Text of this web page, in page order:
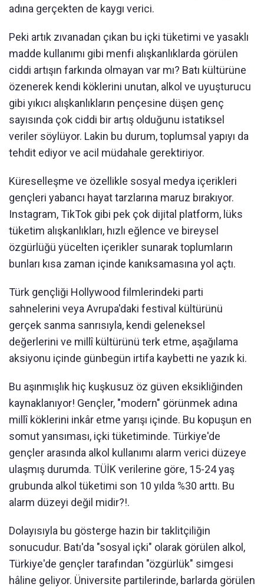
adına gerçekten de kaygı verici.
Peki artık zıvanadan çıkan bu içki tüketimi ve yasaklı
madde kullanımı gibi menfi alışkanlıklarda görülen
ciddi artışın farkında olmayan var mı? Batı kültürüne
özenerek kendi köklerini unutan, alkol ve uyuşturucu
gibi yıkıcı alışkanlıkların pençesine düşen genç
sayısında çok ciddi bir artış olduğunu istatiksel
veriler söylüyor. Lakin bu durum, toplumsal yapıyı da
tehdit ediyor ve acil müdahale gerektiriyor.
Küreselleşme ve özellikle sosyal medya içerikleri
gençleri yabancı hayat tarzlarına maruz bırakıyor.
Instagram, TikTok gibi pek çok dijital platform, lüks
tüketim alışkanlıkları, hızlı eğlence ve bireysel
özgürlüğü yücelten içerikler sunarak toplumların
bunları kısa zaman içinde kanıksamasına yol açtı.
Türk gençliği Hollywood filmlerindeki parti
sahnelerini veya Avrupa'daki festival kültürünü
gerçek sanma sanrısıyla, kendi geleneksel
değerlerini ve millî kültürünü terk etme, aşağılama
aksiyonu içinde günbegün irtifa kaybetti ne yazık ki.
Bu aşınmışlık hiç kuşkusuz öz güven eksikliğinden
kaynaklanıyor! Gençler, "modern" görünmek adına
millî köklerini inkâr etme yarışı içinde. Bu kopuşun en
somut yansıması, içki tüketiminde. Türkiye'de
gençler arasında alkol kullanımı alarm verici düzeye
ulaşmış durumda. TÜİK verilerine göre, 15-24 yaş
grubunda alkol tüketimi son 10 yılda %30 arttı. Bu
alarm düzeyi değil midir?!.
Dolayısıyla bu gösterge hazin bir taklitçiliğin
sonucudur. Batı'da "sosyal içki" olarak görülen alkol,
Türkiye'de gençler tarafından "özgürlük" simgesi
hâline geliyor. Üniversite partilerinde, barlarda görülen